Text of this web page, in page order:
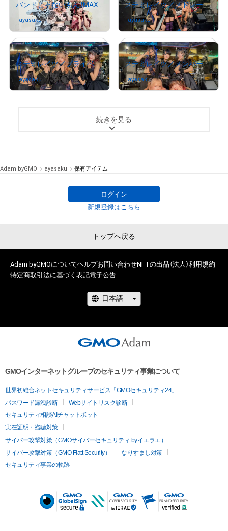
# 1253/2000
バンドじゃないもん！MAXX NAKAYOSHI /メンバー全員のサイン入り写真①
ayasakuさんが保有中
# 1587/2000
ステミレイツ／メドレーを披露したメンバー全員のサイン入り写真
ayasakuさんが保有中
「全力アピール～アダムシアター～」NFTストア 0
ステミレイツ／プライベートを暴露された輝星とメンバー全員のサイン入り写真
ayasaku さんが保有中
「全力アピール～アダムシアター～」NFTストア 0
ステミレイツ／メンバー全員のサイン入り写真②
ayasakuさんが保有中
続きを見る
Adam byGMO ayasaku 保有アイテム
ログイン
新規登録はこちら
トップへ戻る
Adam byGMOについてヘルプお問い合わせNFTの出品（法人）利用規約
特定商取引法に基づく表記電子公告
GMOインターネットグループのセキュリティ事業について
世界初総合ネットセキュリティサービス「GMOセキュリティ24」
パスワード漏洩診断
Webサイトリスク診断
セキュリティ相談AIチャットボット
実在証明・盗聴対策
サイバー攻撃対策（GMOサイバーセキュリティ byイエラエ）
サイバー攻撃対策（GMO Flatt Security）
なりすまし対策
セキュリティ事業の軌跡